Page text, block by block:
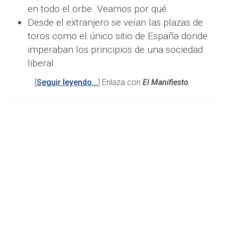
en todo el orbe. Veamos por qué.
Desde el extranjero se veían las plazas de
toros como el único sitio de España donde
imperaban los principios de una sociedad
liberal.
Seguir leyendo... ] Enlaza con El Manifiesto.